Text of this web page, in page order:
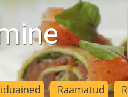
Raamatud